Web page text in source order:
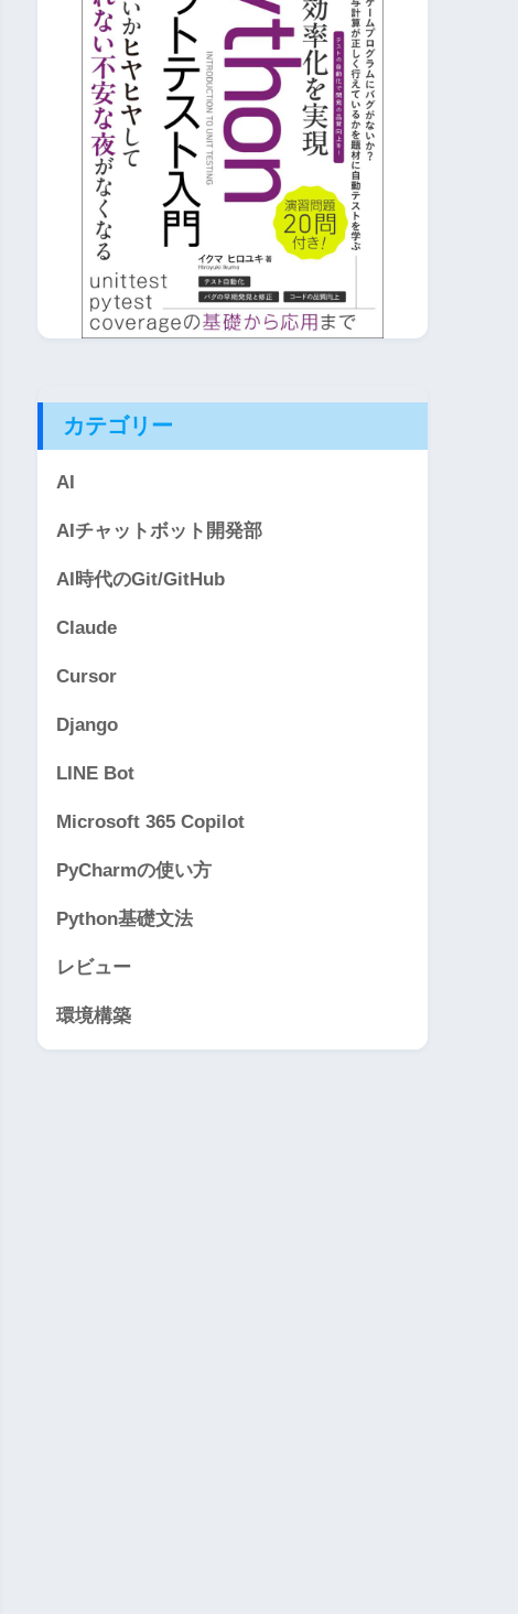
カテゴリー
AI
AIチャットボット開発部
AI時代のGit/GitHub
Claude
Cursor
Django
LINE Bot
Microsoft 365 Copilot
PyCharmの使い方
Python基礎文法
レビュー
環境構築